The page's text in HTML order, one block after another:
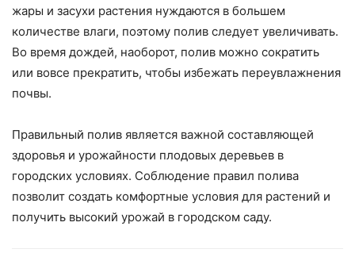
жары и засухи растения нуждаются в большем
количестве влаги, поэтому полив следует увеличивать.
Во время дождей, наоборот, полив можно сократить
или вовсе прекратить, чтобы избежать переувлажнения
почвы.
Правильный полив является важной составляющей
здоровья и урожайности плодовых деревьев в
городских условиях. Соблюдение правил полива
позволит создать комфортные условия для растений и
получить высокий урожай в городском саду.